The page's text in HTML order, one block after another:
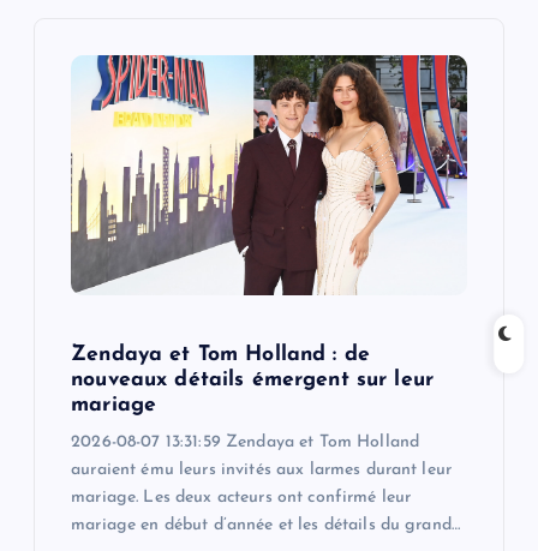
Zendaya et Tom Holland : de
nouveaux détails émergent sur leur
mariage
2026-08-07 13:31:59 Zendaya et Tom Holland
auraient ému leurs invités aux larmes durant leur
mariage. Les deux acteurs ont confirmé leur
mariage en début d’année et les détails du grand…